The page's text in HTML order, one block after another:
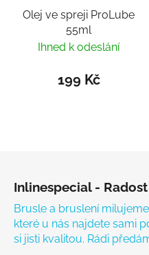
Olej ve spreji ProLube
55ml
Ihned k odeslání
199 Kč
Inlinespecial -
Brusle a bruslení
které u nás najdete sami
si jisti kvalitou. Rádi